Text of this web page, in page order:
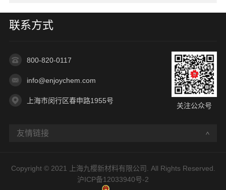
联系方式
800-820-0117
info@enjoychem.com
上海市闵行区春申路1955号
关注公众号
友情链接
Copyright © 2021 上海九樱新材料有限公司. All Rights Reserved.
沪ICP备12033940号-2